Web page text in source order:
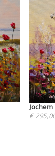
€